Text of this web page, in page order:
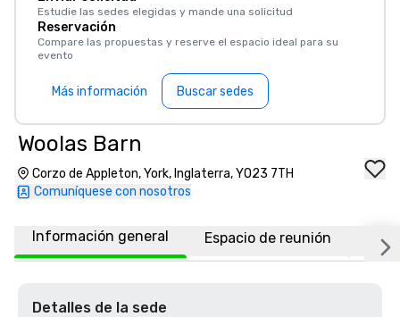
Estudie las sedes elegidas y mande una solicitud
Reservación
Compare las propuestas y reserve el espacio ideal para su
evento
Más información Buscar sedes
Woolas Barn
Corzo de Appleton, York, Inglaterra, YO23 7TH
Comuníquese con nosotros
Información general Espacio de reunión
Detalles de la sede